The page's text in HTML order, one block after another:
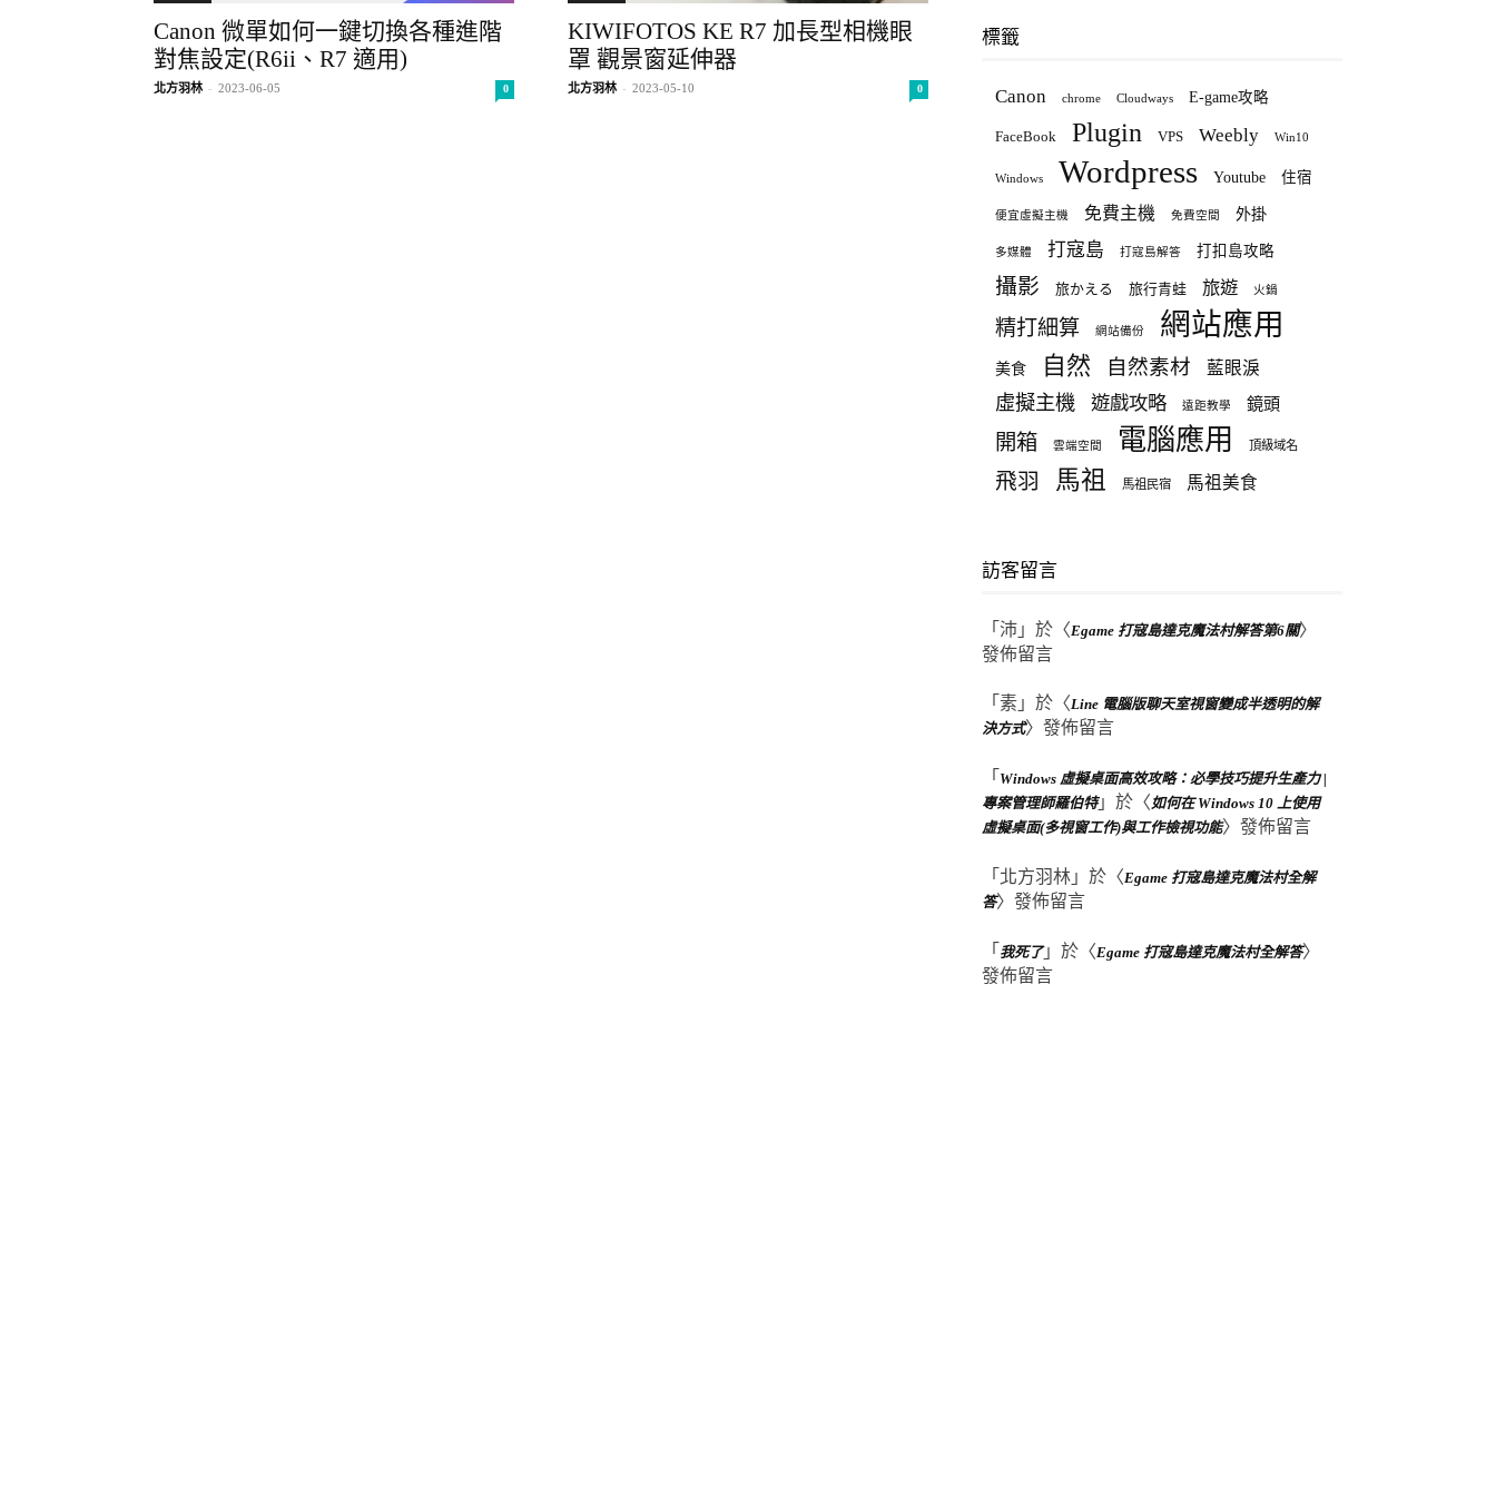
羽
Canon 微單如何一鍵切換各種進階
對焦設定(R6ii、R7 適用)
北方羽林 - 2023-06-05 0
KIWIFOTOS KE R7 加長型相機眼
罩 觀景窗延伸器
北方羽林 - 2023-05-10 0
標籤
Canon chrome Cloudways E-game攻略
FaceBook Plugin VPS Weebly Win10
Windows Wordpress Youtube 住宿
便宜虛擬主機 免費主機 免費空間 外掛
多媒體 打寇島 打寇島解答 打扣島攻略
攝影 旅かえる 旅行青蛙 旅遊 火鍋
精打細算 網站備份 網站應用
美食 自然 自然素材 藍眼淚
虛擬主機 遊戲攻略 遠距教學 鏡頭
開箱 雲端空間 電腦應用 頂級域名
飛羽 馬祖 馬祖民宿 馬祖美食
訪客留言
「 沛 」於〈Egame 打寇島達克魔法村解答第6關〉
發佈留言
「 素 」於〈Line 電腦版聊天室視窗變成半透明的解
決方式〉發佈留言
「 Windows 虛擬桌面高效攻略：必學技巧提升生產力 |
專案管理師羅伯特」於〈 如何在 Windows 10 上使用
虛擬桌面(多視窗工作)與工作檢視功能〉發佈留言
「 北方羽林 」於〈Egame 打寇島達克魔法村全解
答〉發佈留言
「 我死了」於〈Egame 打寇島達克魔法村全解答〉
發佈留言